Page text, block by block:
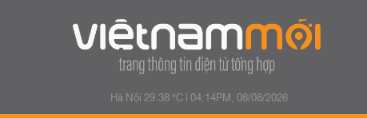
Hà Nội 29.38 °C|04:14PM, 08/08/2026